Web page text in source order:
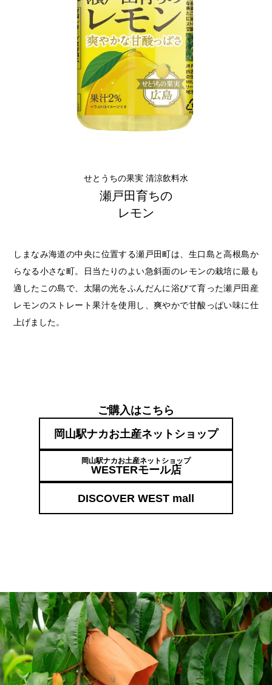
せとうちの果実 清涼飲料水
瀬戸田育ちの
レモン
しまなみ海道の中央に位置する瀬戸田町は、生口島と高根島か
らなる小さな町。日当たりのよい急斜面のレモンの栽培に最も
適したこの島で、太陽の光をふんだんに浴びて育った瀬戸田産
レモンのストレート果汁を使用し、爽やかで甘酸っぱい味に仕
上げました。
ご購入はこちら
岡山駅ナカお土産ネットショップ
岡山駅ナカお土産ネットショップ
WESTERモール店
DISCOVER WEST mall